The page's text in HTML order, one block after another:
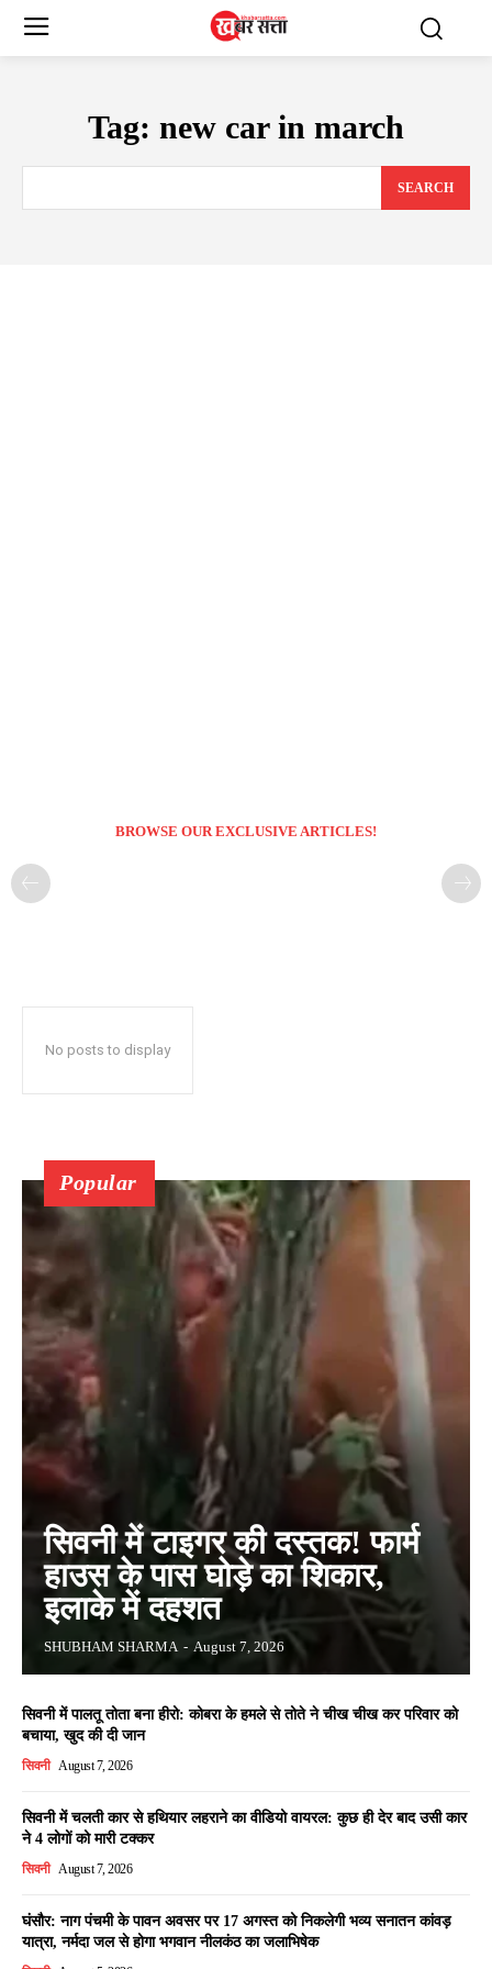
Tag: new car in march
SEARCH
BROWSE OUR EXCLUSIVE ARTICLES!
No posts to display
Popular
सिवनी में टाइगर की दस्तक! फार्म
हाउस के पास घोड़े का शिकार,
इलाके में दहशत
SHUBHAM SHARMA - August 7, 2026
सिवनी में पालतू तोता बना हीरो: कोबरा के हमले से तोते ने चीख चीख कर परिवार को
बचाया, खुद की दी जान
सिवनी August 7, 2026
सिवनी में चलती कार से हथियार लहराने का वीडियो वायरल: कुछ ही देर बाद उसी कार
ने 4 लोगों को मारी टक्कर
सिवनी August 7, 2026
घंसौर: नाग पंचमी के पावन अवसर पर 17 अगस्त को निकलेगी भव्य सनातन कांवड़
यात्रा, नर्मदा जल से होगा भगवान नीलकंठ का जलाभिषेक